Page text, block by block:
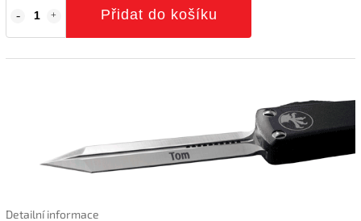
Přidat do košíku
Detailní informace